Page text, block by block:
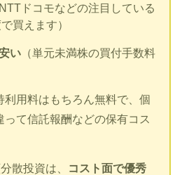
NTTドコモなどの注目している
買えます）
い （単元未満株の買付手数料
用料はもちろん無料で、個
って信託報酬などの保有コス
散投資は、
コスト面で優秀